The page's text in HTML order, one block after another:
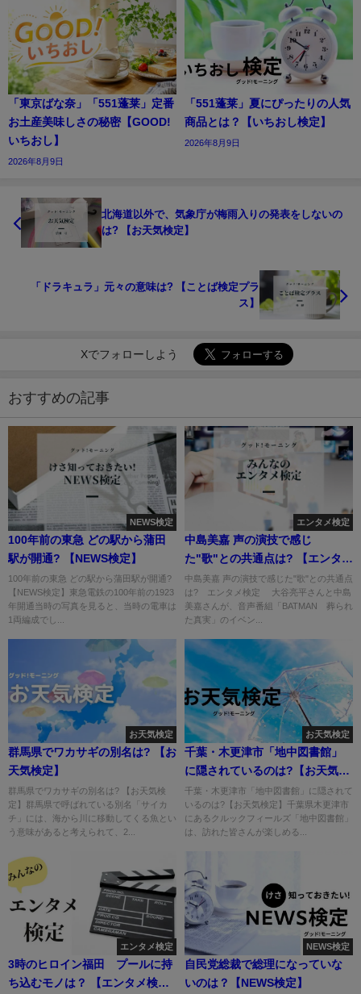
「東京ばな奈」「551蓬莱」定番
お土産美味しさの秘密【GOOD!
いちおし】
2026年8月9日
「551蓬莱」夏にぴったりの人気
商品とは？【いちおし検定】
2026年8月9日
北海道以外で、気象庁が梅雨入りの発表をしないの
は? 【お天気検定】
「ドラキュラ」元々の意味は? 【ことば検定プラ
ス】
Xでフォローしよう
おすすめの記事
NEWS検定
100年前の東急 どの駅から蒲田
駅が開通? 【NEWS検定】
100年前の東急 どの駅から蒲田駅が開通?
【NEWS検定】東急電鉄の100年前の1923
年開通当時の写真を見ると、当時の電車は
1両編成でし...
エンタメ検定
中島美嘉 声の演技で感じ
た"歌"との共通点は? 【エンタメ
検定】
中島美嘉 声の演技で感じた"歌"との共通点
は? エンタメ検定 大谷亮平さんと中島
美嘉さんが、音声番組「BATMAN 葬られ
た真実」のイベン...
お天気検定
群馬県でワカサギの別名は? 【お
天気検定】
群馬県でワカサギの別名は? 【お天気検
定】群馬県で呼ばれている別名「サイカ
チ」には、海から川に移動してくる魚とい
う意味があると考えられて、2...
お天気検定
千葉・木更津市「地中図書館」
に隠されているのは?【お天気検
定】
千葉・木更津市「地中図書館」に隠されて
いるのは?【お天気検定】千葉県木更津市
にあるクルックフィールズ「地中図書館」
は、訪れた皆さんが楽しめる...
エンタメ検定
3時のヒロイン福田 プールに持
ち込むモノは？ 【エンタメ検
NEWS検定
自民党総裁で総理になっていな
いのは？【NEWS検定】